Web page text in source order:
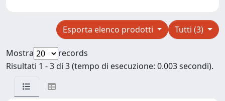
Tutti (3)
Esporta elenco prodotti
Mostra
records
Risultati 1 - 3 di 3 (tempo di esecuzione: 0.003 secondi).